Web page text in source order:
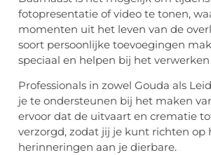
fotopresentatie of video te tonen,
momenten uit het leven van de
soort persoonlijke toevoegingen
speciaal en helpen bij het
Professionals in zowel Gouda als
je te ondersteunen bij het maken
ervoor dat de uitvaart en crematie
verzorgd, zodat jij je kunt richten op
herinneringen aan je dierbare.